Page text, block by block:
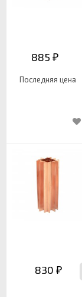
885 ₽
Последняя цена
830 ₽